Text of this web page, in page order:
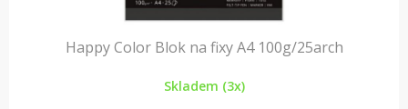
Happy Color Blok na fixy A4 100g/25arch
Skladem (3x)